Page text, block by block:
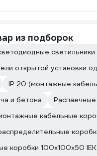
из подборок
светильники
открытой установки
IP 20 (монтажные
и бетона
Распаечные
кабельные
коробки 100х100х50 IEK